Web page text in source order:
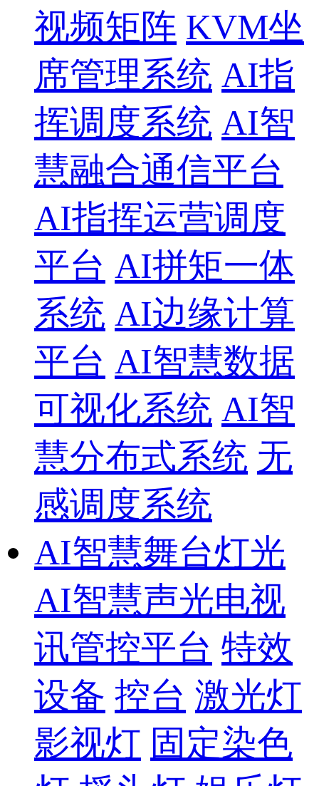
视频矩阵 KVM坐
席管理系统 AI指
挥调度系统 AI智
慧融合通信平台
AI指挥运营调度
平台 AI拼矩一体
系统 AI边缘计算
平台 AI智慧数据
可视化系统 AI智
慧分布式系统 无
感调度系统
AI智慧舞台灯光
AI智慧声光电视
讯管控平台 特效
设备 控台 激光灯
影视灯 固定染色